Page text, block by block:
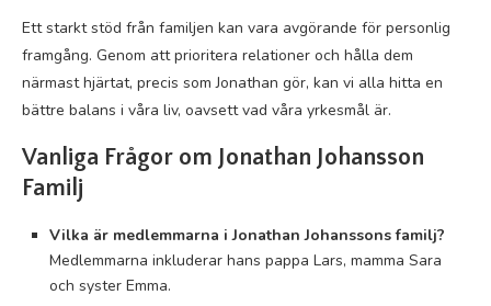
Ett starkt stöd från familjen kan vara avgörande för personlig
framgång. Genom att prioritera relationer och hålla dem
närmast hjärtat, precis som Jonathan gör, kan vi alla hitta en
bättre balans i våra liv, oavsett vad våra yrkesmål är.
Vanliga Frågor om Jonathan Johansson
Familj
Vilka är medlemmarna i Jonathan Johanssons familj?
Medlemmarna inkluderar hans pappa Lars, mamma Sara
och syster Emma.